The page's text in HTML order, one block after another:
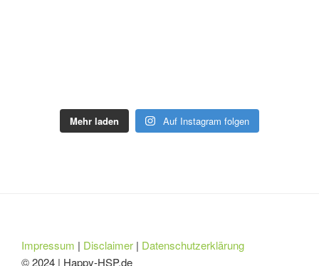
Mehr laden Auf Instagram folgen
Impressum | Disclaimer | Datenschutzerklärung
© 2024 | Happy-HSP.de